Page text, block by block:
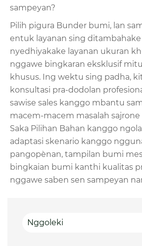
sampeyan?
Pilih pigura Bunder bumi, lan
entuk layanan sing
nyedhiyakake layanan ukuran
nggawe bingkaran eksklusif
khusus. Ing wektu sing padha,
konsultasi pra-dodolan
sawise sales kanggo mbantu
macem-macem masalah
Saka Pilihan Bahan kanggo
adaptasi skenario kanggo
pangopènan, tampilan bumi
bingkaian bumi kanthi kualitas
nggawe saben sen sampeyan